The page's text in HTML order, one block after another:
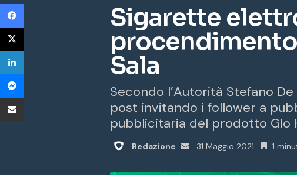
Sigarette
Sala
Secondo l’Autorità Stefano
post invitando i follower a
pubblicitaria del prodotto Glo
Redazione
Invia
31 Maggio 2021 1